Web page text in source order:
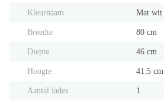
Kleurnaam Mat wit
Breedte 80 cm
Diepte 46 cm
Hoogte 41.5 cm
Aantal lades 1